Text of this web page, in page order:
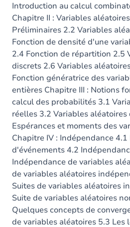
Introduction au calcul
Chapitre II : Variables
Préliminaires 2.2 Variables
Fonction de densité d'une
2.4 Fonction de répartition 2.5
discrets 2.6 Variables
Fonction génératrice des
entières Chapitre III : Notions
calcul des probabilités 3.1
réelles 3.2 Variables aléatoires
Espérances et moments des
Chapitre IV : Indépendance
d'événements 4.2
Indépendance de variables
de variables aléatoires
Suites de variables aléatoires
Suite de variables aléatoires
Quelques concepts de
de variables aléatoires 5.3 Les